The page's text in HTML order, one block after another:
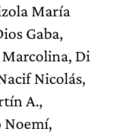
María
Gaba,
Di
Nicolás,
A.,
Noemí,